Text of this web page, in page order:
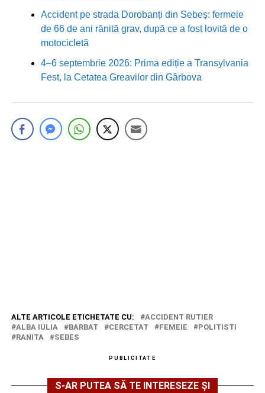
Accident pe strada Dorobanți din Sebeș: fermeie
de 66 de ani rănită grav, după ce a fost lovită de o
motocicletă
4–6 septembrie 2026: Prima ediție a Transylvania
Fest, la Cetatea Greavilor din Gârbova
ALTE ARTICOLE ETICHETATE CU:
ACCIDENT RUTIER
ALBA IULIA
BARBAT CERCETAT FEMEIE
POLITISTI
RANITA
SEBES
PUBLICITATE
S-AR PUTEA SĂ TE INTERESEZE ȘI